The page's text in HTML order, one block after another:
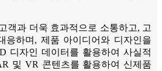
객과 더욱 효과적으로 소통하고, 고
응하며, 제품 아이디어와 디자인을
디자인 데이터를 활용하여 사실적
및 VR 콘텐츠를 활용하여 신제품